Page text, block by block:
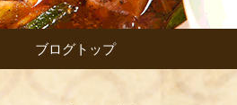
ブログトップ